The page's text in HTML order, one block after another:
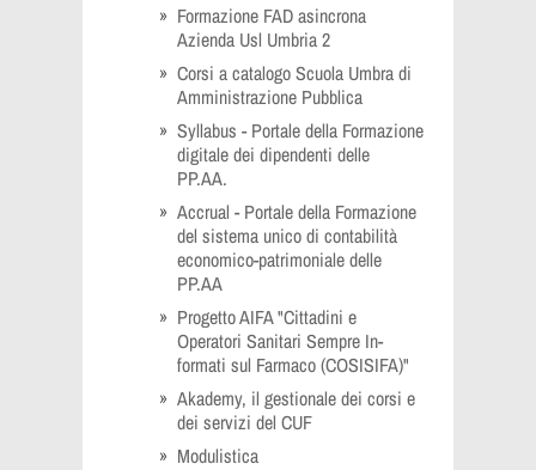
Formazione FAD asincrona
Azienda Usl Umbria 2
Corsi a catalogo Scuola Umbra di
Amministrazione Pubblica
Syllabus - Portale della Formazione
digitale dei dipendenti delle
PP.AA.
Accrual - Portale della Formazione
del sistema unico di contabilità
economico-patrimoniale delle
PP.AA
Progetto AIFA "Cittadini e
Operatori Sanitari Sempre In-
formati sul Farmaco (COSISIFA)"
Akademy, il gestionale dei corsi e
dei servizi del CUF
Modulistica